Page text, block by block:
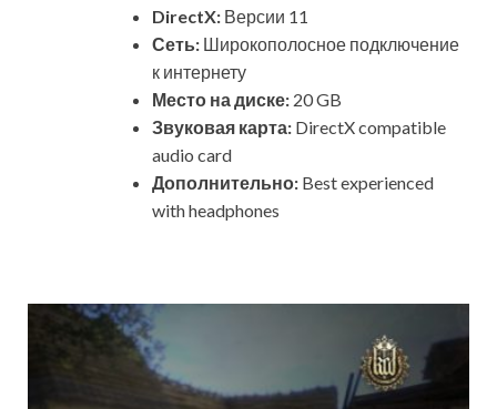
DirectX: Версии 11
Сеть: Широкополосное подключение
к интернету
Место на диске: 20 GB
Звуковая карта: DirectX compatible
audio card
Дополнительно: Best experienced
with headphones